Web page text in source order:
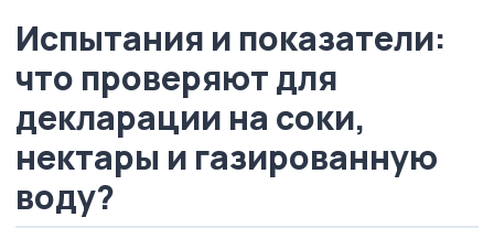
Испытания и показатели:
что проверяют для
декларации на соки,
нектары и газированную
воду?